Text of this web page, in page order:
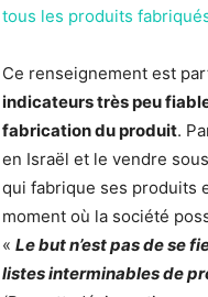
tous les produits
Ce renseignement est
indicateurs très peu
fabrication du produit.
en Israël et le vendre
qui fabrique ses produits
moment où la société
« Le but n’est pas de se
listes interminables de